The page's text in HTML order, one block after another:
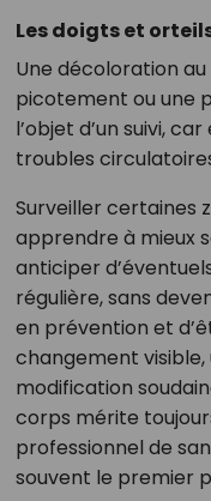
Les doigts et
Une décoloration
picotement ou une
l’objet d’un suivi,
troubles
Surveiller certaines
apprendre à mieux
anticiper
régulière, sans
en prévention et
changement
modification
corps mérite
professionnel de
souvent le premier